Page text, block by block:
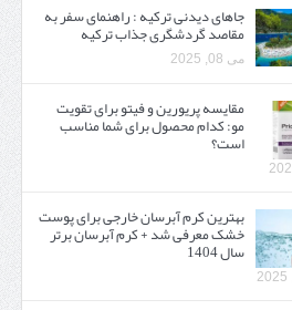
جاهای دیدنی ترکیه : راهنمای سفر به
مقاصد گردشگری جذاب ترکیه
می 08, 2025
مقایسه پریورین و فیتو برای تقویت
مو: کدام محصول برای شما مناسب
است؟
بهترین کرم آبرسان خارجی برای پوست
خشک معرفی شد + کرم آبرسان برتر
سال 1404